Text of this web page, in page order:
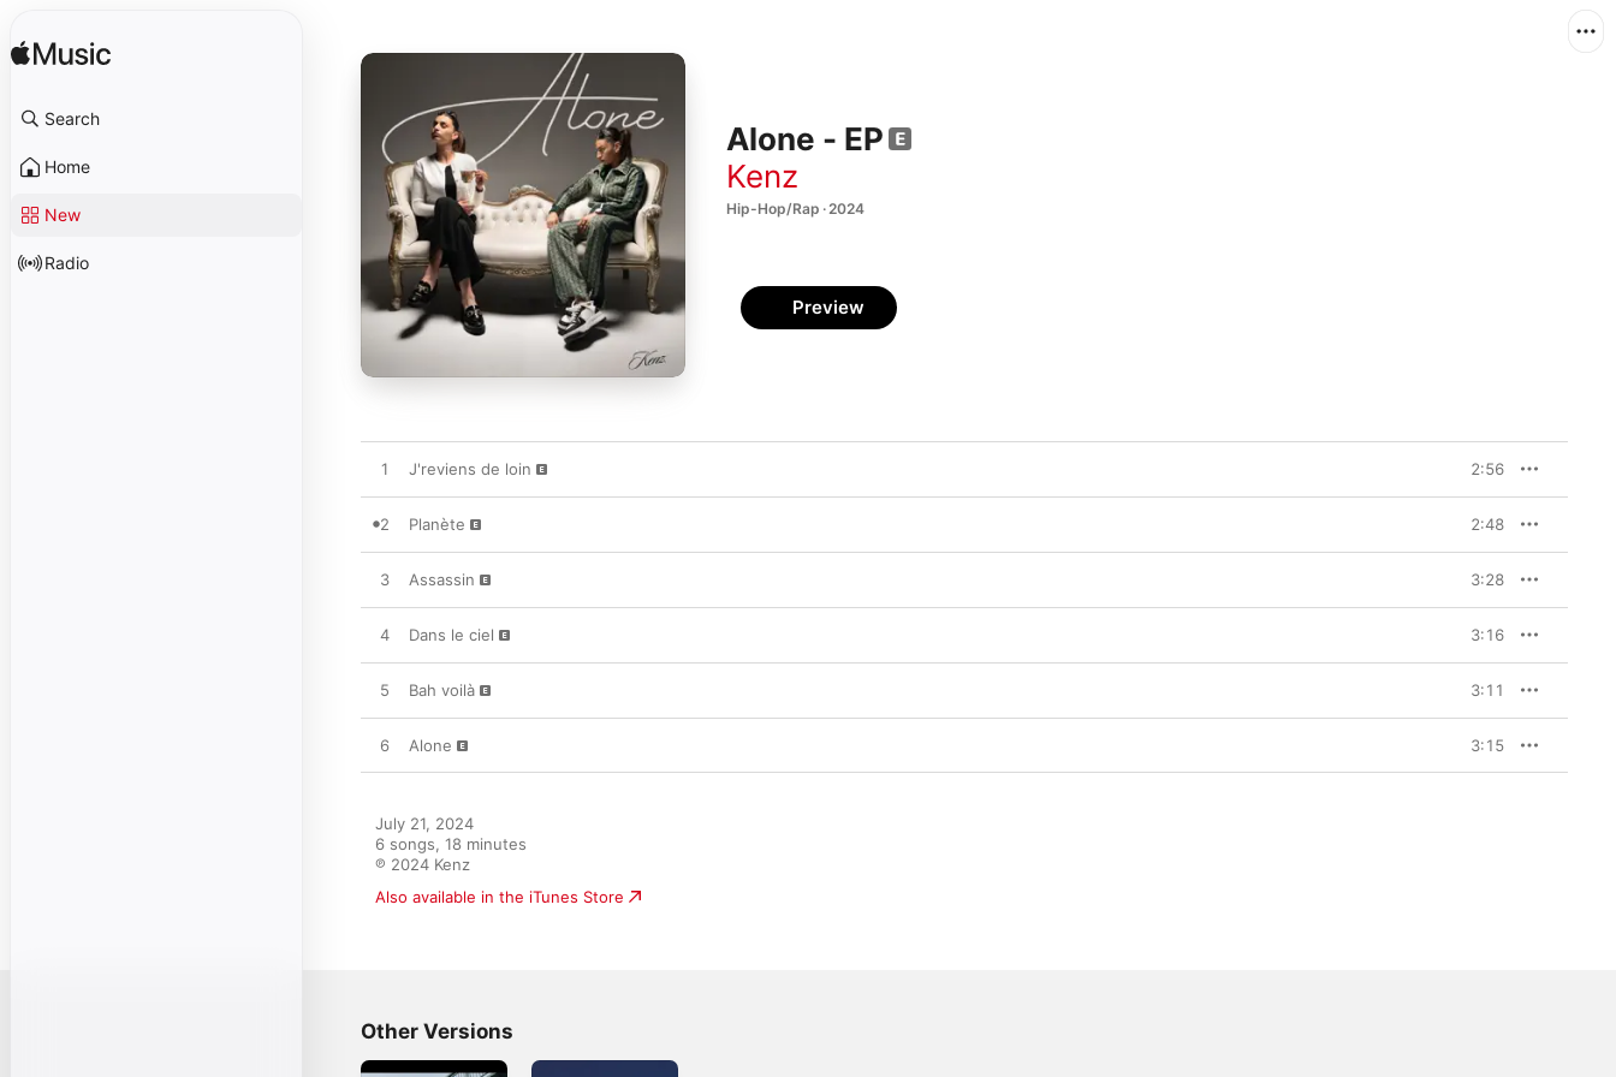
Search
Home
New
Radio
Alone - EP
Kenz
Hip-Hop/Rap · 2024
Preview
1 J'reviens de loin 2:56
2 Planète 2:48
3 Assassin 3:28
4 Dans le ciel 3:16
5 Bah voilà 3:11
6 Alone 3:15
July 21, 2024
6 songs, 18 minutes
℗ 2024 Kenz
Also available in the iTunes Store
Other Versions